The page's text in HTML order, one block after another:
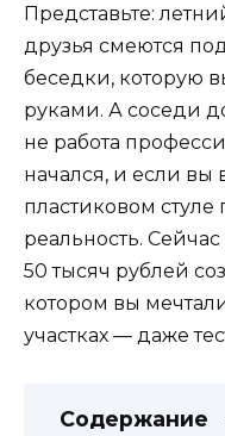
Представьте:
друзья смеются
беседки, которую
руками. А соседи
не работа
начался, и если вы
пластиковом
реальность.
50 тысяч рублей
котором вы
участках — даже
Содержание